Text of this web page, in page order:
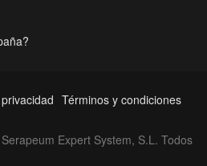
Términos y condiciones
Expert System, S.L. Todos